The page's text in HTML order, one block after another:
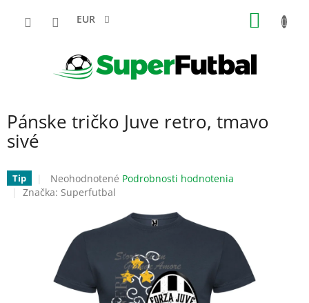
EUR
Pánske tričko Juve retro, tmavo
sivé
Tip
Priemerné
hodnotenie
hviezdičiek.
Neohodnotené Podrobnosti hodnotenia
Značka: Superfutbal